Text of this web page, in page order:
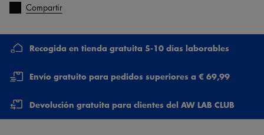
Compartir
Recogida en tienda gratuita 5-10 días laborables
Envío gratuito para pedidos superiores a € 69,99
Devolución gratuita para clientes del AW LAB CLUB